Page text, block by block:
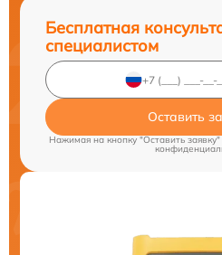
Бесплатная
специалистом
Оставить
Нажимая на кнопку "Оставить